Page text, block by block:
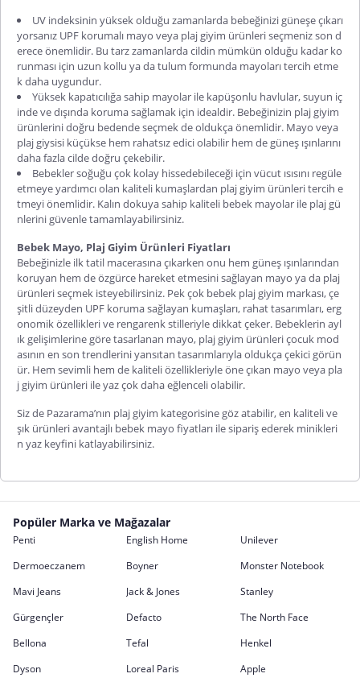
UV indeksinin yüksek olduğu zamanlarda bebeğinizi güneşe çıkarı
yorsanız UPF korumalı mayo veya plaj giyim ürünleri seçmeniz son d
erece önemlidir. Bu tarz zamanlarda cildin mümkün olduğu kadar ko
runması için uzun kollu ya da tulum formunda mayoları tercih etme
k daha uygundur.
Yüksek kapatıcılığa sahip mayolar ile kapüşonlu havlular, suyun iç
inde ve dışında koruma sağlamak için idealdir. Bebeğinizin plaj giyim
ürünlerini doğru bedende seçmek de oldukça önemlidir. Mayo veya
plaj giysisi küçükse hem rahatsız edici olabilir hem de güneş ışınlarını
daha fazla cilde doğru çekebilir.
Bebekler soğuğu çok kolay hissedebileceği için vücut ısısını regüle
etmeye yardımcı olan kaliteli kumaşlardan plaj giyim ürünleri tercih e
tmeyi önemlidir. Kalın dokuya sahip kaliteli bebek mayolar ile plaj gü
nlerini güvenle tamamlayabilirsiniz.
Bebek Mayo, Plaj Giyim Ürünleri Fiyatları
Bebeğinizle ilk tatil macerasına çıkarken onu hem güneş ışınlarından
koruyan hem de özgürce hareket etmesini sağlayan mayo ya da plaj
ürünleri seçmek isteyebilirsiniz. Pek çok bebek plaj giyim markası, çe
şitli düzeyden UPF koruma sağlayan kumaşları, rahat tasarımları, erg
onomik özellikleri ve rengarenk stilleriyle dikkat çeker. Bebeklerin ayl
ık gelişimlerine göre tasarlanan mayo, plaj giyim ürünleri çocuk mod
asının en son trendlerini yansıtan tasarımlarıyla oldukça çekici görün
ür. Hem sevimli hem de kaliteli özellikleriyle öne çıkan mayo veya pla
j giyim ürünleri ile yaz çok daha eğlenceli olabilir.
Siz de Pazarama’nın plaj giyim kategorisine göz atabilir, en kaliteli ve
şık ürünleri avantajlı bebek mayo fiyatları ile sipariş ederek minikleri
n yaz keyfini katlayabilirsiniz.
Popüler Marka ve Mağazalar
Penti English Home
Unilever
Dermoeczanem
Boyner
Monster Notebook
Mavi Jeans
Jack & Jones
Stanley
Gürgençler
Defacto
The North Face
Bellona
Tefal
Henkel
Dyson
Loreal Paris
Apple